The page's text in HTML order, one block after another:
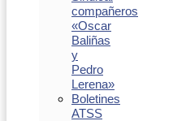
compañeros
«Oscar
Baliñas
y
Pedro
Lerena»
Boletines
ATSS